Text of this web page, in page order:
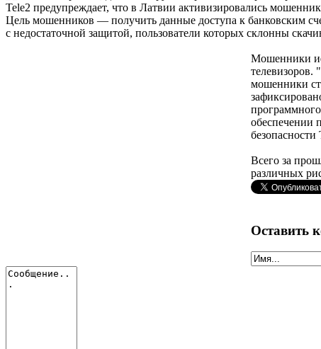
Tele2 предупреждает, что в Латвии активизировались
Цель мошенников — получить данные доступа к банковским
с недостаточной защитой, пользователи которых склонны
Мошенники
телевизоров.
мошенники
обеспечении
безопасности
Всего за
различных
Оставить